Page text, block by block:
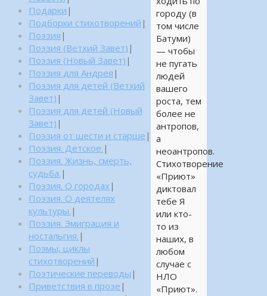
городу (в
том числе
Батуми)
— чтобы
не пугать
людей
вашего
роста, тем
более не
антропов,
а
неоантропов.
Стихотворение
«Приют»
диктовал
тебе Я
или кто-
то из
наших, в
любом
случае с
НЛО
«Приют».
Подарки |
Подборки стихотворений |
Поэзия |
Поэзия (Ветхий Завет) |
Поэзия (Новый Завет) |
Поэзия для Андрея |
Поэзия для детей (Ветхий
Завет) |
Поэзия для детей (Новый
Завет) |
Поэзия от шести и старше |
Поэзия. Детское. |
Поэзия. Жизнь, смерть,
судьба. |
Поэзия. О городах |
Поэзия. О деятелях
культуры. |
Поэзия. Эмиграция и
ностальгия. |
Поэмы, циклы
стихотворений |
Поэтические переводы |
Приветствия в прозе |